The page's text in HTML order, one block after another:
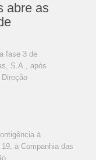
abre as
fase 3 de
S.A., após
à
a Companhia das